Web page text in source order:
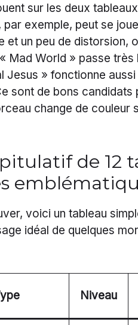
sur les deux
exemple, peut se
et un peu de distorsion,
Mad World » passe très
Jesus » fonctionne
sont de bons candidats
change de couleur
de 12
voici un tableau
idéal de quelques
Niveau